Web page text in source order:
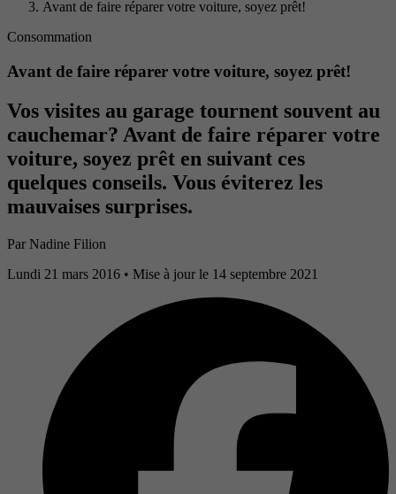
Avant de faire réparer votre voiture, soyez prêt!
Consommation
Avant de faire réparer votre voiture, soyez prêt!
Vos visites au garage tournent souvent au
cauchemar? Avant de faire réparer votre
voiture, soyez prêt en suivant ces
quelques conseils. Vous éviterez les
mauvaises surprises.
Par Nadine Filion
Lundi 21 mars 2016 • Mise à jour le 14 septembre 2021